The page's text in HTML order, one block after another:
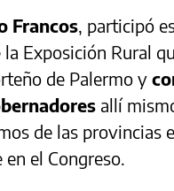
Francos, participó
Exposición Rural
de Palermo y
allí
de las provincias
el Congreso.